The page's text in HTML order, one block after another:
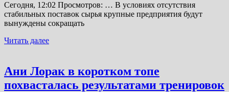
Сегодня, 12:02 Просмотров: … В условиях отсутствия
стабильных поставок сырья крупные предприятия будут
вынуждены сокращать
Читать далее
Ани Лорак в коротком топе
похвасталась результатами тренировок